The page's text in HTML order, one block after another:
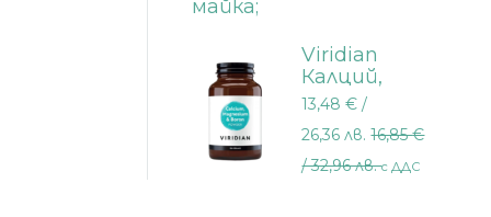
Viridian
Калций,
Магнезий и
гр.
13,48€ /
26,36 лв.16,85€
/ 32,96 лв.с ДДС